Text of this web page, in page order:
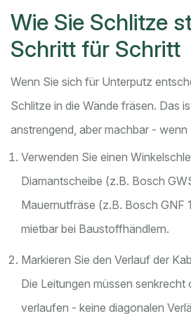
Wie Sie Schlitze
Schritt für Schritt
Wenn Sie sich für Unterputz
Schlitze in die Wände fräsen. Das
anstrengend, aber machbar - wenn
Verwenden Sie einen
Diamantscheibe (z.B. Bosch
Mauernutfräse (z.B. Bosch GNF
mietbar bei Baustoffhändlern.
Markieren Sie den Verlauf der
Die Leitungen müssen
verlaufen - keine diagonalen